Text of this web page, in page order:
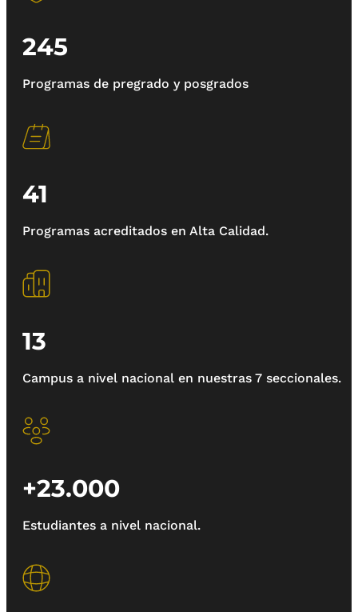
245
Programas de pregrado y posgrados
41
Programas acreditados en Alta Calidad.
13
Campus a nivel nacional en nuestras 7 seccionales.
+23.000
Estudiantes a nivel nacional.